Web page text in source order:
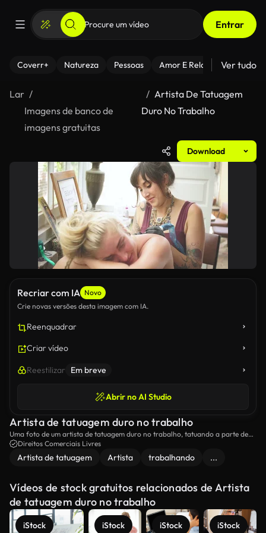
Entrar
Coverr+ Natureza Pessoas Amor E Relacionamentos
Ver tudo
Lar
Imagens de banco de
imagens gratuitas
Artista De Tatuagem
Duro No Trabalho
Download
Recriar com IA Novo
Crie novas versões desta imagem com IA.
Reenquadrar
Criar vídeo
Reestilizar Em breve
Abrir no AI Studio
Artista de tatuagem duro no trabalho
Uma foto de um artista de tatuagem duro no trabalho, tatuando a parte de
trás de uma mulher.
Direitos Comerciais Livres
Artista de tatuagem Artista trabalhando ...
Vídeos de stock gratuitos relacionados de Artista
de tatuagem duro no trabalho
iStock iStock iStock iStock